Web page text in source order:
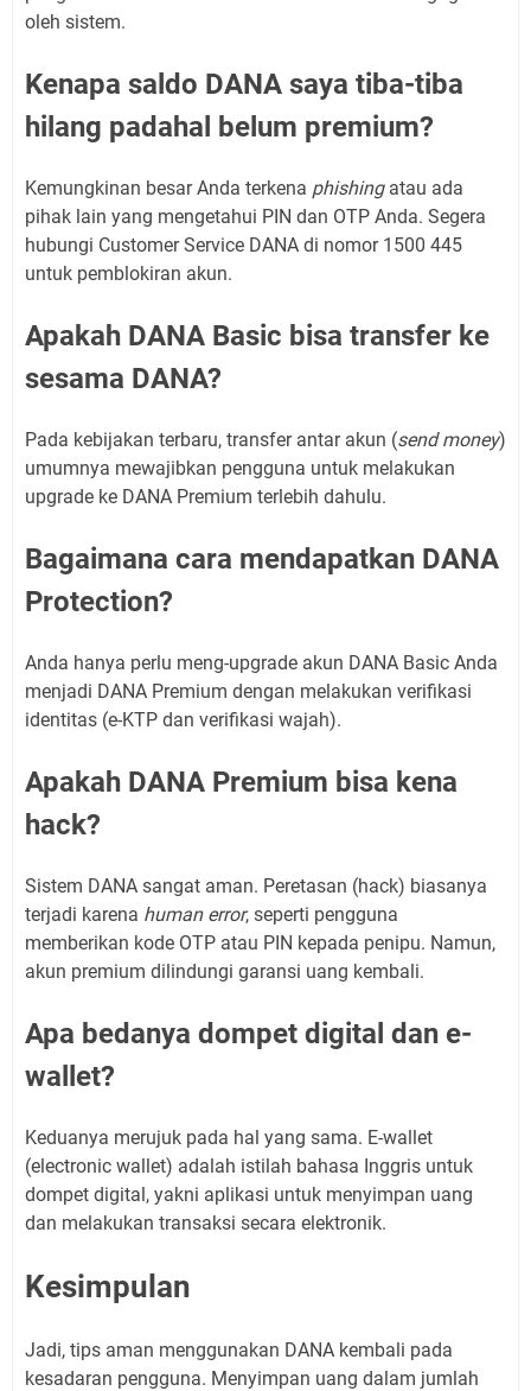
oleh sistem.
Kenapa saldo DANA saya tiba-tiba
hilang padahal belum premium?
Kemungkinan besar Anda terkena phishingatau ada
pihak lain yang mengetahui PIN dan OTP Anda. Segera
hubungi Customer Service DANA di nomor 1500 445
untuk pemblokiran akun.
Apakah DANA Basic bisa transfer ke
sesama DANA?
Pada kebijakan terbaru, transfer antar akun (send money)
umumnya mewajibkan pengguna untuk melakukan
upgrade ke DANA Premium terlebih dahulu.
Bagaimana cara mendapatkan DANA
Protection?
Anda hanya perlu meng-upgrade akun DANA Basic Anda
menjadi DANA Premium dengan melakukan verifikasi
identitas (e-KTP dan verifikasi wajah).
Apakah DANA Premium bisa kena
hack?
Sistem DANA sangat aman. Peretasan (hack) biasanya
terjadi karena human error, seperti pengguna
memberikan kode OTP atau PIN kepada penipu. Namun,
akun premium dilindungi garansi uang kembali.
Apa bedanya dompet digital dan e-
wallet?
Keduanya merujuk pada hal yang sama. E-wallet
(electronic wallet) adalah istilah bahasa Inggris untuk
dompet digital, yakni aplikasi untuk menyimpan uang
dan melakukan transaksi secara elektronik.
Kesimpulan
Jadi, tips aman menggunakan DANA kembali pada
kesadaran pengguna. Menyimpan uang dalam jumlah